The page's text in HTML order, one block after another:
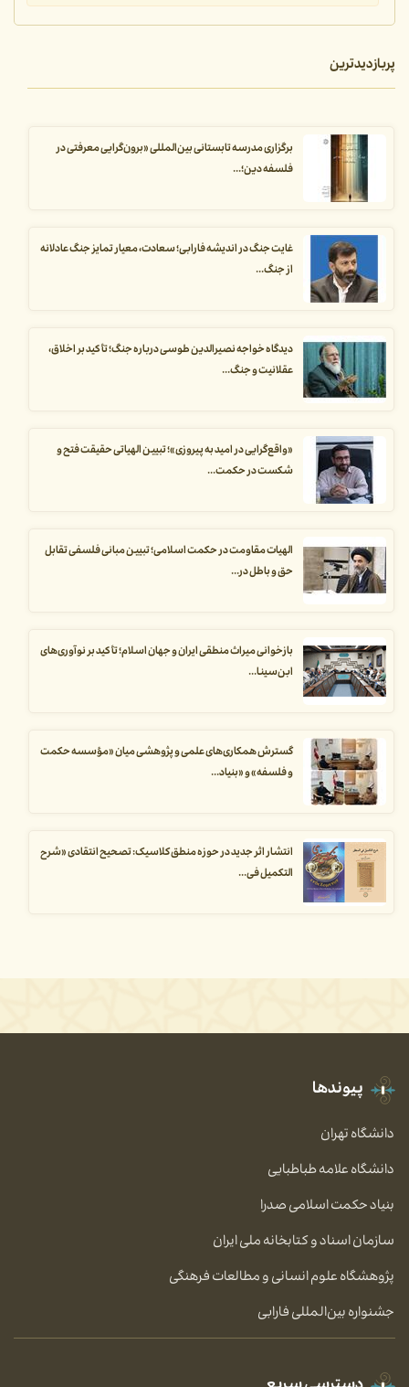
پربازدیدترین
برگزاری مدرسه تابستانی بین‌المللی «برون‌گرایی معرفتی در
فلسفه دین؛...
غایت جنگ در اندیشه فارابی؛ سعادت، معیار تمایز جنگ عادلانه
از جنگ...
دیدگاه خواجه نصیرالدین طوسی درباره جنگ؛ تأکید بر اخلاق،
عقلانیت و جنگ...
«واقع‌گرایی در امید به پیروزی»؛ تبیین الهیاتی حقیقت فتح و
شکست در حکمت...
الهیات مقاومت در حکمت اسلامی؛ تبیین مبانی فلسفی تقابل
حق و باطل در...
بازخوانی میراث منطقی ایران و جهان اسلام؛ تأکید بر نوآوری‌های
ابن‌سینا...
گسترش همکاری‌های علمی و پژوهشی میان «مؤسسه حکمت
و فلسفه» و «بنیاد...
انتشار اثر جدید در حوزه منطق کلاسیک: تصحیح انتقادی «شرح
التکمیل فی...
پیوندها
دانشگاه تهران
دانشگاه علامه طباطبایی
بنیاد حکمت اسلامی صدرا
سازمان اسناد و کتابخانه ملی ایران
پژوهشگاه علوم انسانی و مطالعات فرهنگی
جشنواره بین‌المللی فارابی